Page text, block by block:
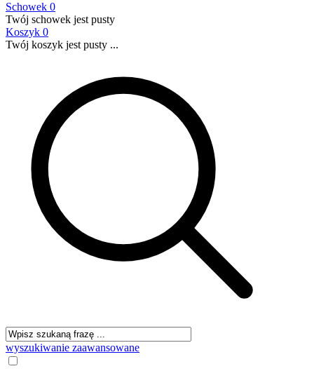
Schowek 0
Twój schowek jest pusty
Koszyk 0
Twój koszyk jest pusty ...
wyszukiwanie zaawansowane